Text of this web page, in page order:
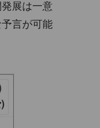
展は一意
言が可能